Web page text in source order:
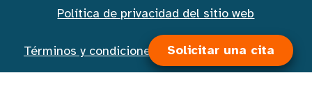
Solicitar una cita
Política de privacidad del sitio web
Términos y condiciones de la mensajería móvil